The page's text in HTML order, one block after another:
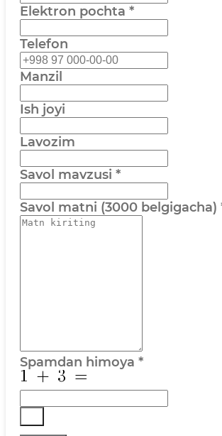
Elektron pochta *
Telefon
Manzil
Ish joyi
Lavozim
Savol mavzusi *
Savol matni (3000 belgigacha)
Spamdan himoya *